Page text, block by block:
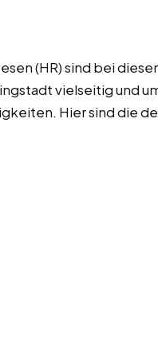
(HR) sind bei
vielseitig und
Hier sind die